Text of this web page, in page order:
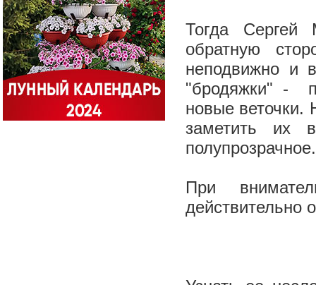
Тогда Сергей
обратную
неподвижно и
"бродяжки" -
новые
заметить
При
действительно